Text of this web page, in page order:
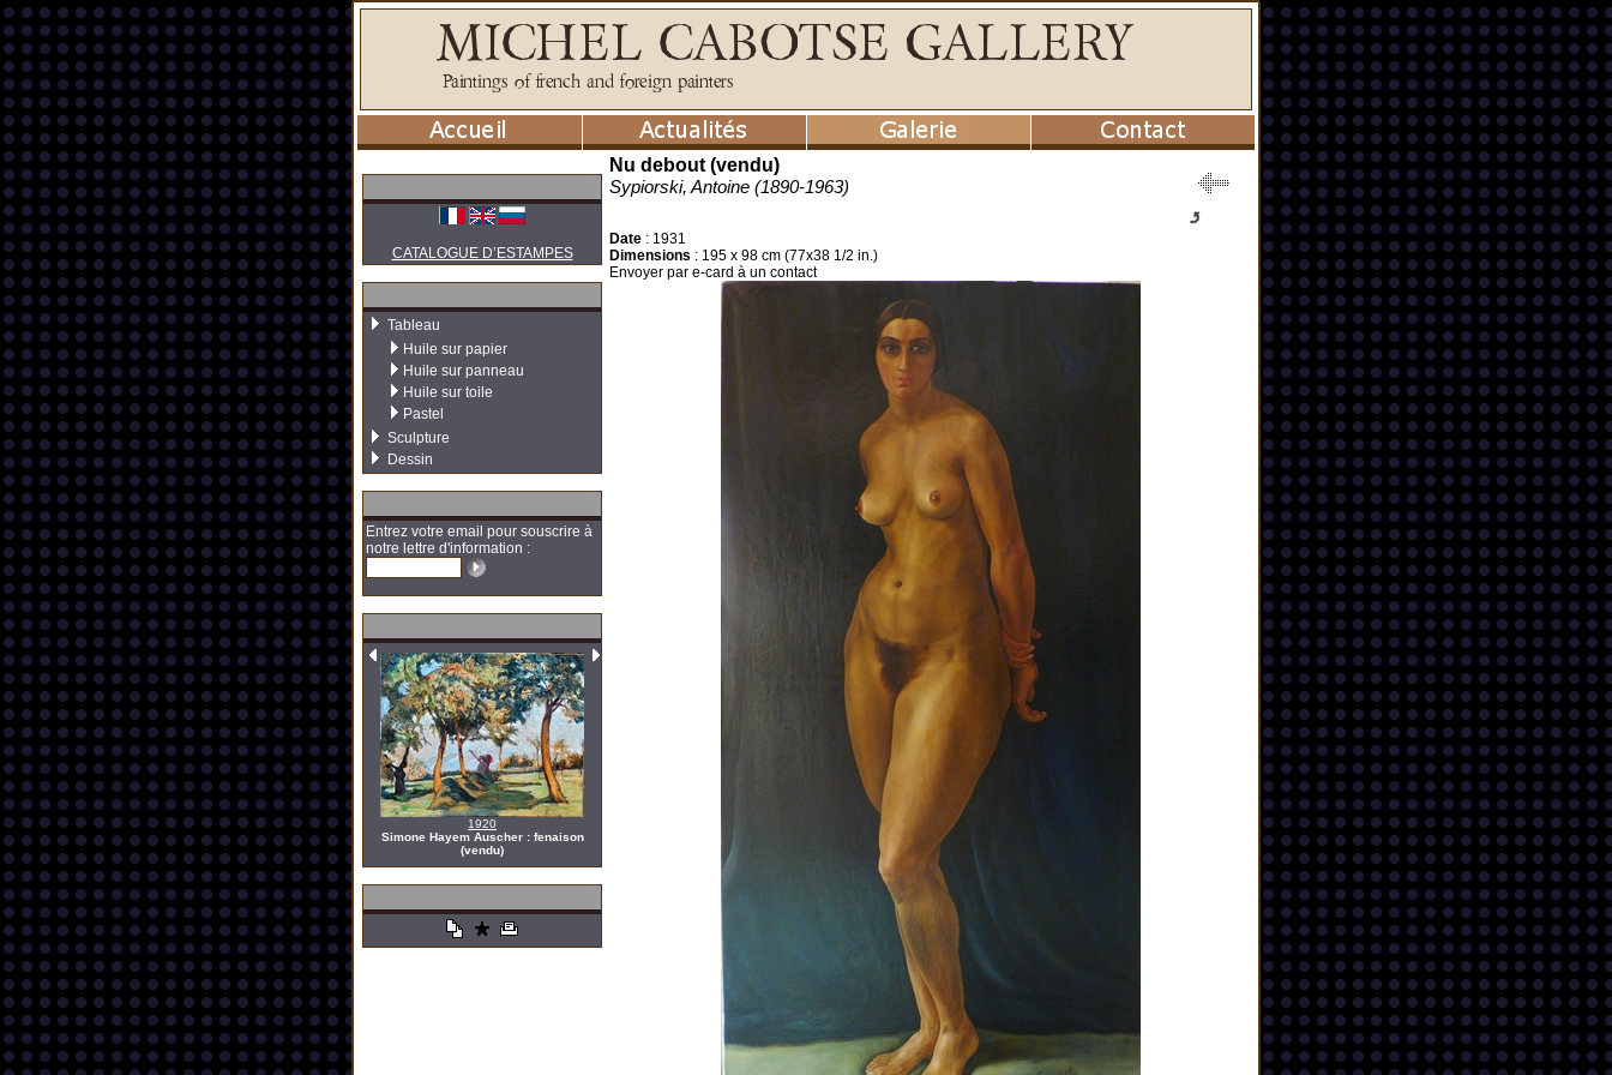
CATALOGUE D’ESTAMPES
Tableau
Huile sur papier
Huile sur panneau
Huile sur toile
Pastel
Sculpture
Dessin
Entrez votre email pour souscrire à
notre lettre d'information :
1920
Simone Hayem Auscher : fenaison
(vendu)
Nu debout (vendu)
Sypiorski, Antoine (1890-1963)
Date : 1931
Dimensions : 195 x 98 cm (77x38 1/2 in.)
Envoyer par e-card à un contact